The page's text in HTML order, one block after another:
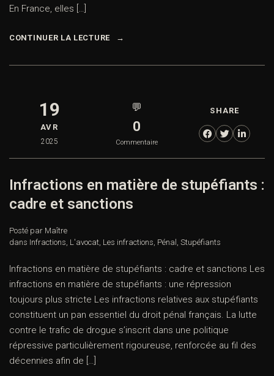
En France, elles […]
CONTINUER LA LECTURE
19
AVR
2025
💬
0
Commentaire
SHARE
Infractions en matière de stupéfiants :
cadre et sanctions
Posté par Maître
dans Infractions, L'avocat, Les infractions, Pénal , Stupéfiants
Infractions en matière de stupéfiants : cadre et sanctions Les
infractions en matière de stupéfiants : une répression
toujours plus stricte Les infractions relatives aux stupéfiants
constituent un pan essentiel du droit pénal français. La lutte
contre le trafic de drogue s’inscrit dans une politique
répressive particulièrement rigoureuse, renforcée au fil des
décennies afin de […]